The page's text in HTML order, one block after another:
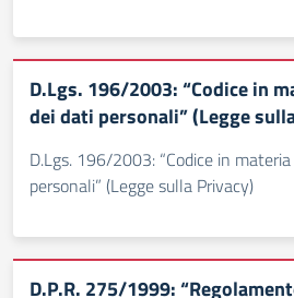
D.Lgs. 196/2003: “Codice in
dei dati personali” (Legge
D.Lgs. 196/2003: “Codice in
personali” (Legge sulla Privacy)
D.P.R. 275/1999: